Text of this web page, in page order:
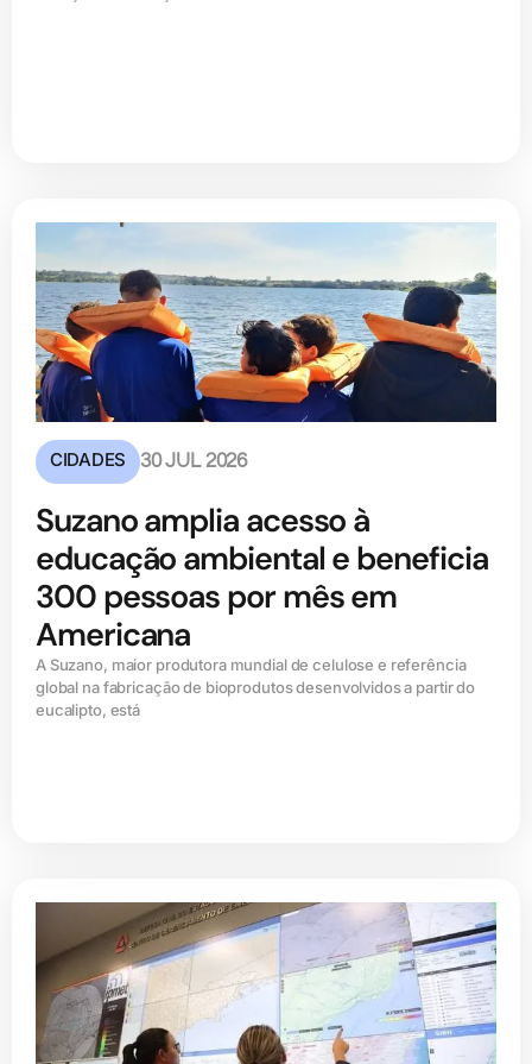
CIDADES 30 JUL 2026
Suzano amplia acesso à
educação ambiental e beneficia
300 pessoas por mês em
Americana
A Suzano, maior produtora mundial de celulose e referência
global na fabricação de bioprodutos desenvolvidos a partir do
eucalipto, está